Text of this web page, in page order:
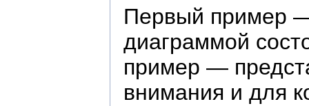
Первый пример —
диаграммой
пример —
внимания и для